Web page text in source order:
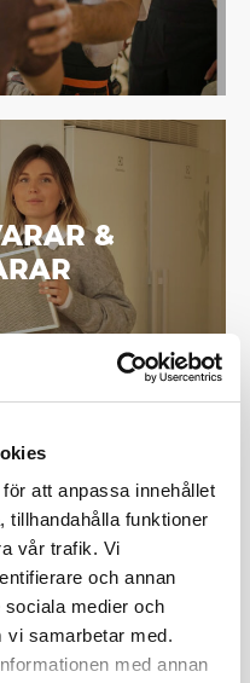
att anpassa innehållet
tillhandahålla funktioner
vår trafik. Vi
och annan
medier och
vi samarbetar med.
med annan
&
VID